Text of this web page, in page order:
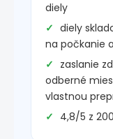
diely
diely
na počkanie
zaslanie
odberné
vlastnou
4,8/5 z